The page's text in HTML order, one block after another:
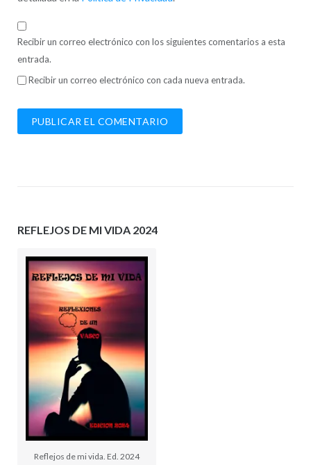
Recibir un correo electrónico con los siguientes comentarios a esta
entrada.
Recibir un correo electrónico con cada nueva entrada.
REFLEJOS DE MI VIDA 2024
Reflejos de mi vida. Ed. 2024